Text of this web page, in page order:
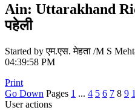
Ain: Uttarakhand
पहेली
Started by एम.एस. मेहता /M S
04:39:58 PM
Print
Go Down Pages 1 ... 4 5 6 7 8 9
User actions